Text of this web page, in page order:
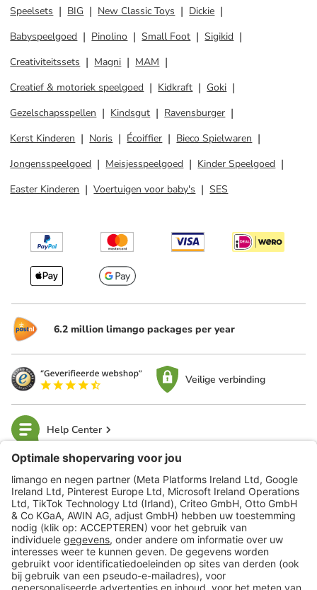
Speelsets
BIG New Classic Toys
Dickie
Babyspeelgoed
Pinolino Small Foot
Sigikid
Creativiteitssets
Magni
MAM
Creatief & motoriek speelgoed
Kidkraft
Goki
Gezelschapsspellen
Kindsgut
Ravensburger
Kerst Kinderen
Noris Écoiffier
Bieco Spielwaren
Jongensspeelgoed
Meisjesspeelgoed
Kinder Speelgoed
Easter Kinderen
Voertuigen voor baby's SES
6.2 million limango packages per year
Veilige verbinding
Help Center
limango
Veilig winkelen
Klantenservice
Shop